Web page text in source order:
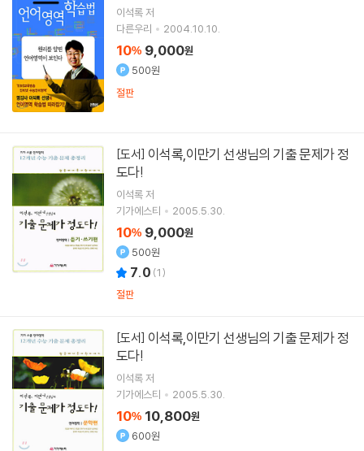
이석록저
다른우리
2004.10.10.
10% 9,000원
500원
절판
[도서]
도다!
이석록저
기가에스티
2005.5.30.
10% 9,000원
500원
7.0 (1)
절판
[도서]
도다!
이석록저
기가에스티
2005.5.30.
10% 10,800원
600원